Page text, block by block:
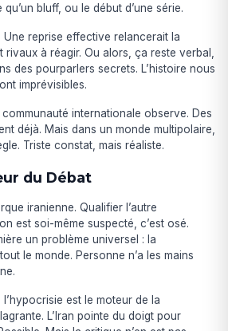
bluff, ou le début d’une série.
Une reprise effective relancerait la
à réagir. Ou alors, ça reste verbal,
des pourparlers secrets. L’histoire nous
imprévisibles.
internationale observe. Des
déjà. Mais dans un monde multipolaire,
Triste constat, mais réaliste.
du Débat
iranienne. Qualifier l’autre
est soi-même suspecté, c’est osé.
un problème universel : la
le monde. Personne n’a les mains
est le moteur de la
L’Iran pointe du doigt pour